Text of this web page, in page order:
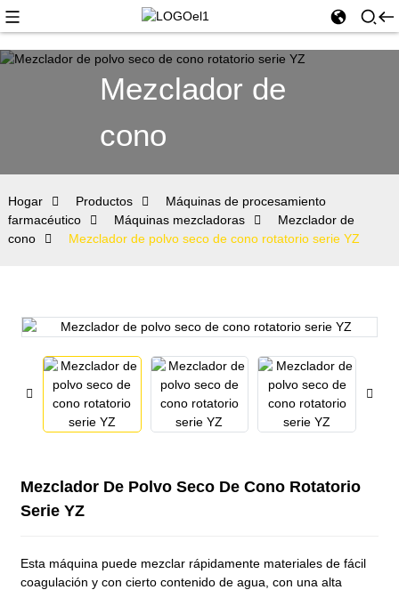
Mezclador de
cono
Hogar Productos
Máquinas de procesamiento
farmacéutico
Máquinas mezcladoras
Mezclador de
cono
Mezclador de polvo seco de cono rotatorio serie YZ
Mezclador De Polvo Seco De Cono Rotatorio
Serie YZ
Esta máquina puede mezclar rápidamente materiales de fácil
coagulación y con cierto contenido de agua, con una alta